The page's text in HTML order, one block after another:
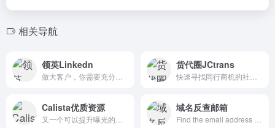
相关导航
领英Linkedn 货代圈JCtrans
Calista优质资源 域名反查邮箱